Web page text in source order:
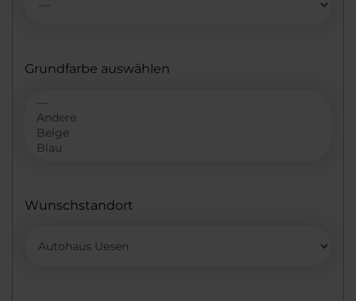
Grundfarbe auswählen
Wunschstandort